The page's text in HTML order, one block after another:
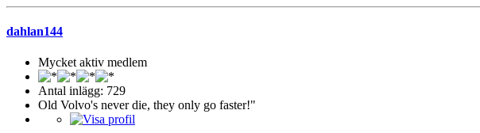
dahlan144
Mycket aktiv medlem
Antal inlägg: 729
Old Volvo's never die, they only go faster!"